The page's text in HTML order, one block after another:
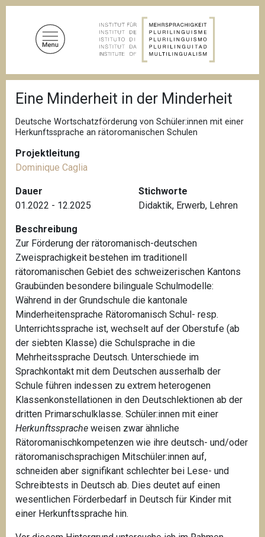
D
f
a
d
n
a
v
i
g
t
i
Eine Minderheit in der Minderheit
Deutsche Wortschatzförderung von Schüler:innen mit einer
Herkunftssprache an rätoromanischen Schulen
Projektleitung
Dominique Caglia
Dauer
01.2022 - 12.2025
Stichworte
Didaktik, Erwerb, Lehren
Beschreibung
Zur Förderung der rätoromanisch-deutschen
Zweisprachigkeit bestehen im traditionell
rätoromanischen Gebiet des schweizerischen Kantons
Graubünden besondere bilinguale Schulmodelle:
Während in der Grundschule die kantonale
Minderheitensprache Rätoromanisch Schul- resp.
Unterrichtssprache ist, wechselt auf der Oberstufe (ab
der siebten Klasse) die Schulsprache in die
Mehrheitssprache Deutsch. Unterschiede im
Sprachkontakt mit dem Deutschen ausserhalb der
Schule führen indessen zu extrem heterogenen
Klassenkonstellationen in den Deutschlektionen ab der
dritten Primarschulklasse. Schüler:innen mit einer
Herkunftssprache weisen zwar ähnliche
Rätoromanischkompetenzen wie ihre deutsch- und/oder
rätoromanischsprachigen Mitschüler:innen auf,
schneiden aber signifikant schlechter bei Lese- und
Schreibtests in Deutsch ab. Dies deutet auf einen
wesentlichen Förderbedarf in Deutsch für Kinder mit
einer Herkunftssprache hin.